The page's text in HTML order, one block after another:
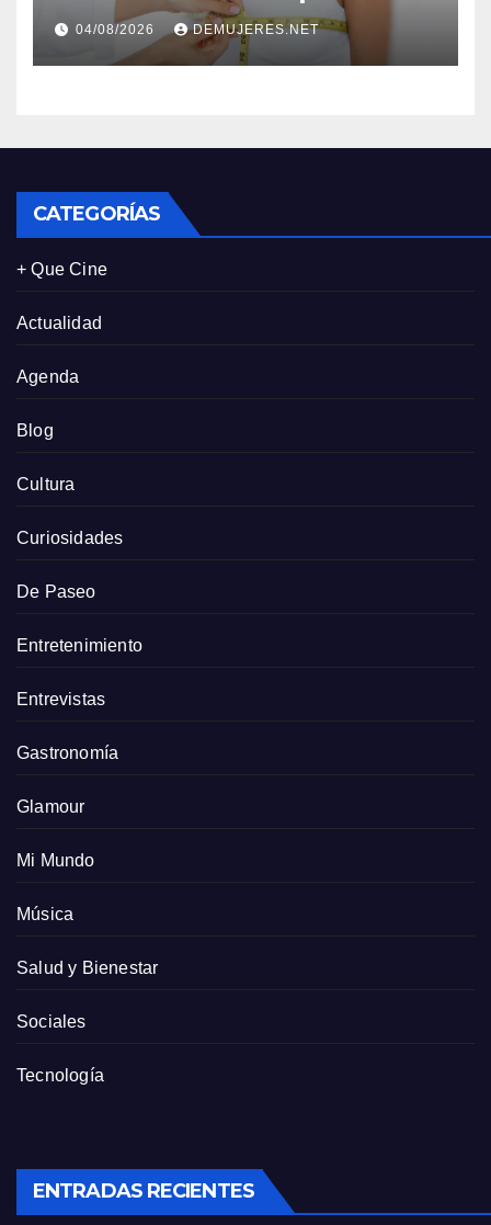
correcto: Caprice revela el
impacto de la lencería en la
salud física de las mujeres
04/08/2026 DEMUJERES.NET
CATEGORÍAS
+ Que Cine
Actualidad
Agenda
Blog
Cultura
Curiosidades
De Paseo
Entretenimiento
Entrevistas
Gastronomía
Glamour
Mi Mundo
Música
Salud y Bienestar
Sociales
Tecnología
ENTRADAS RECIENTES